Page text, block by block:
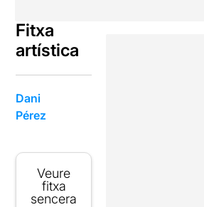
Fitxa
artística
Dani
Pérez
Veure
fitxa
sencera